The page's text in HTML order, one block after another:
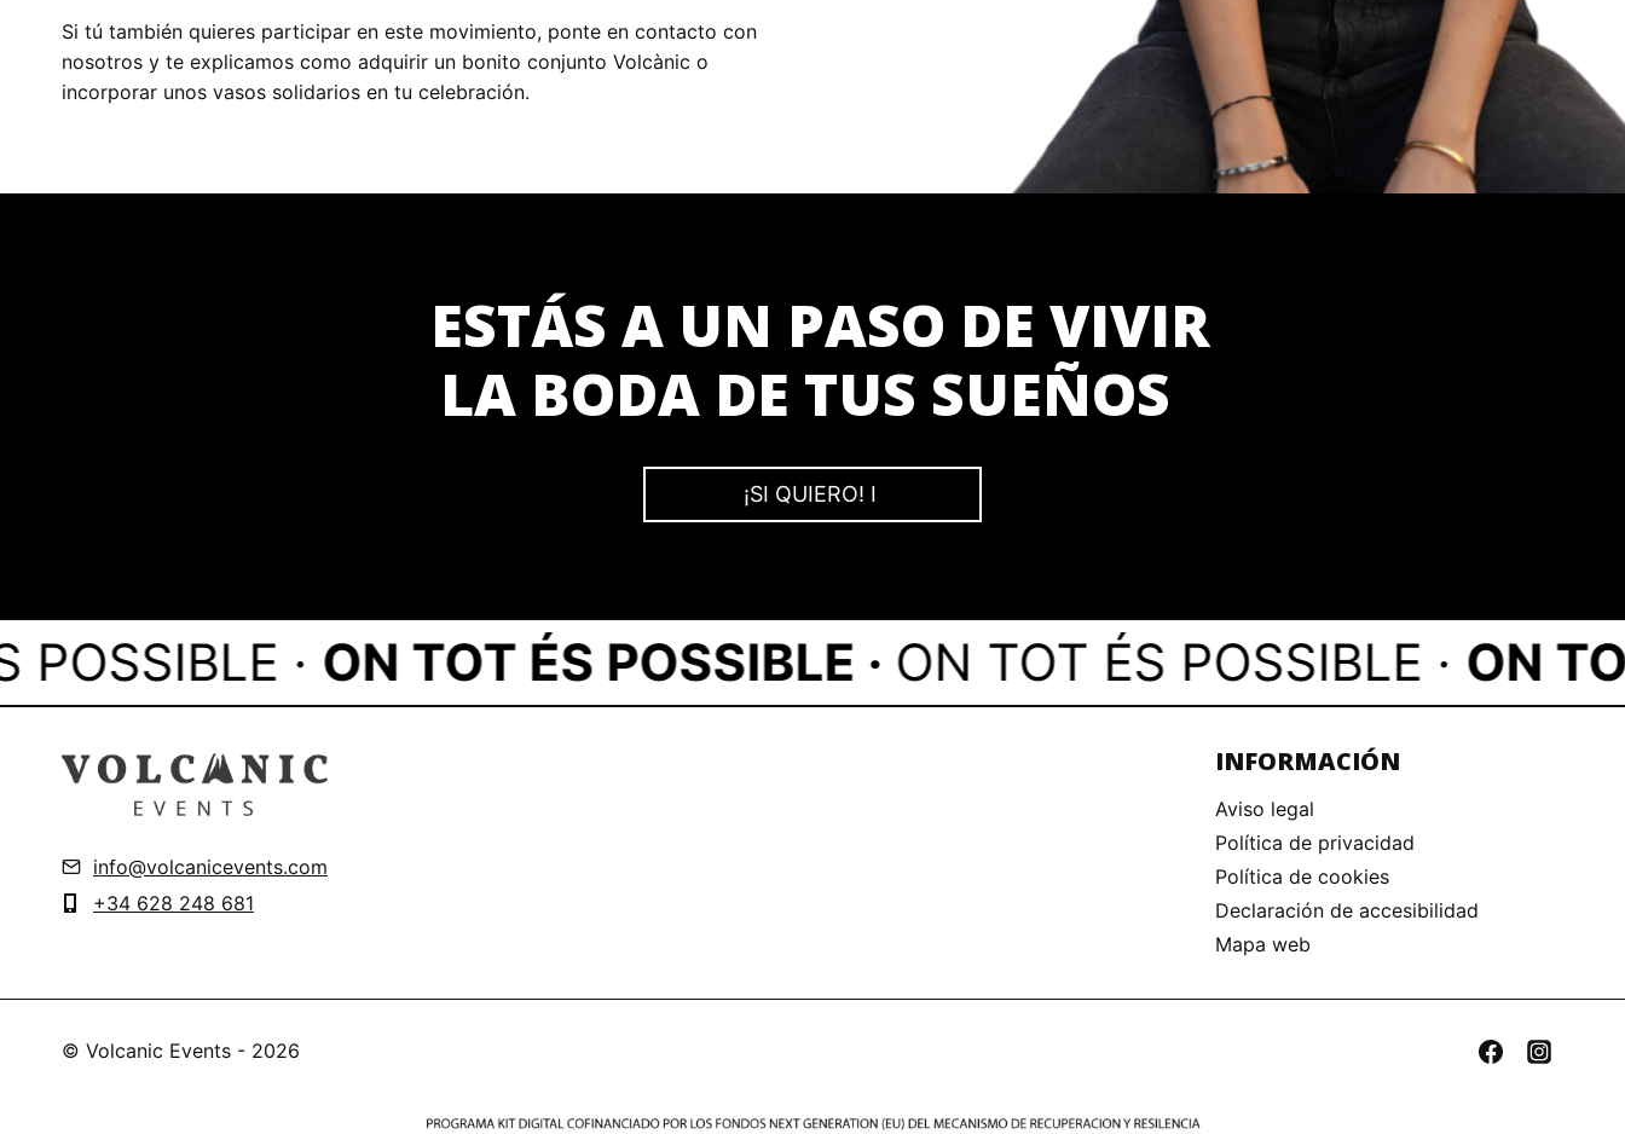
Si tú también quieres participar en este movimiento, ponte en contacto con
nosotros y te explicamos como adquirir un bonito conjunto Volcànic o
incorporar unos vasos solidarios en tu celebración.
ESTÁS A UN PASO DE VIVIR
LA BODA DE TUS SUEÑOS
¡SI QUIERO! I
·ON TOT ÉS POSSIBLE ·ON TOT ÉS POSSIBLE ·ON TOT
info@volcanicevents.com
+34 628 248 681
INFORMACIÓN
Aviso legal
Política de privacidad
Política de cookies
Declaración de accesibilidad
Mapa web
© Volcanic Events - 2026